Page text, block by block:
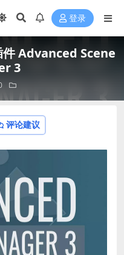
登录
Advanced Scene
3
评论建议